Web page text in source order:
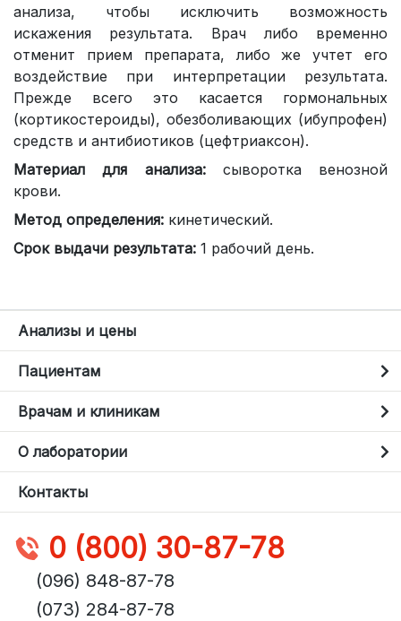
анализа, чтобы исключить возможность
искажения результата. Врач либо временно
отменит прием препарата, либо же учтет его
воздействие при интерпретации результата.
Прежде всего это касается гормональных
(кортикостероиды), обезболивающих (ибупрофен)
средств и антибиотиков (цефтриаксон).
Материал для анализа:сыворотка венозной
крови.
Метод определения: кинетический.
Срок выдачи результата: 1 рабочий день.
Анализы и цены
Пациентам
Врачам и клиникам
О лаборатории
Контакты
0 (800) 30-87-78
(096) 848-87-78
(073) 284-87-78